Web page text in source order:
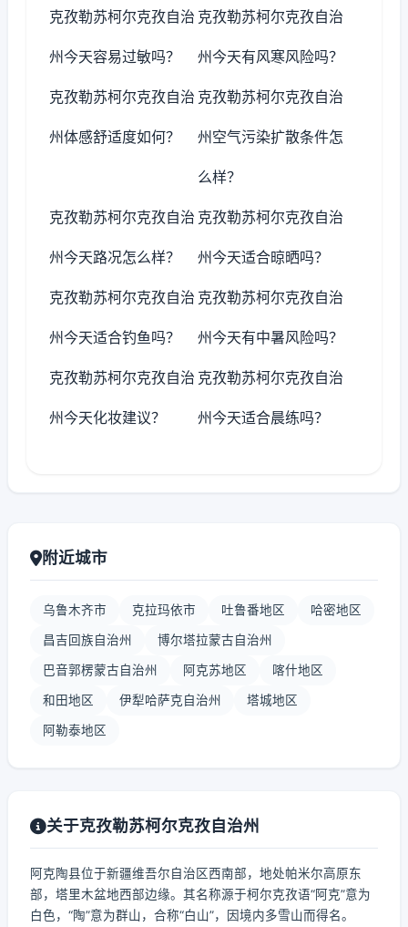
克孜勒苏柯尔克孜自治
州今天容易过敏吗？
克孜勒苏柯尔克孜自治
州今天有风寒风险吗？
克孜勒苏柯尔克孜自治
州体感舒适度如何？
克孜勒苏柯尔克孜自治
州空气污染扩散条件怎
么样？
克孜勒苏柯尔克孜自治
州今天路况怎么样？
克孜勒苏柯尔克孜自治
州今天适合晾晒吗？
克孜勒苏柯尔克孜自治
州今天适合钓鱼吗？
克孜勒苏柯尔克孜自治
州今天有中暑风险吗？
克孜勒苏柯尔克孜自治
州今天化妆建议？
克孜勒苏柯尔克孜自治
州今天适合晨练吗？
附近城市
乌鲁木齐市 克拉玛依市 吐鲁番地区 哈密地区
昌吉回族自治州 博尔塔拉蒙古自治州
巴音郭楞蒙古自治州 阿克苏地区 喀什地区
和田地区 伊犁哈萨克自治州 塔城地区
阿勒泰地区
关于克孜勒苏柯尔克孜自治州
阿克陶县位于新疆维吾尔自治区西南部，地处帕米尔高原东
部，塔里木盆地西部边缘。其名称源于柯尔克孜语“阿克”意为
白色，“陶”意为群山，合称“白山”，因境内多雪山而得名。